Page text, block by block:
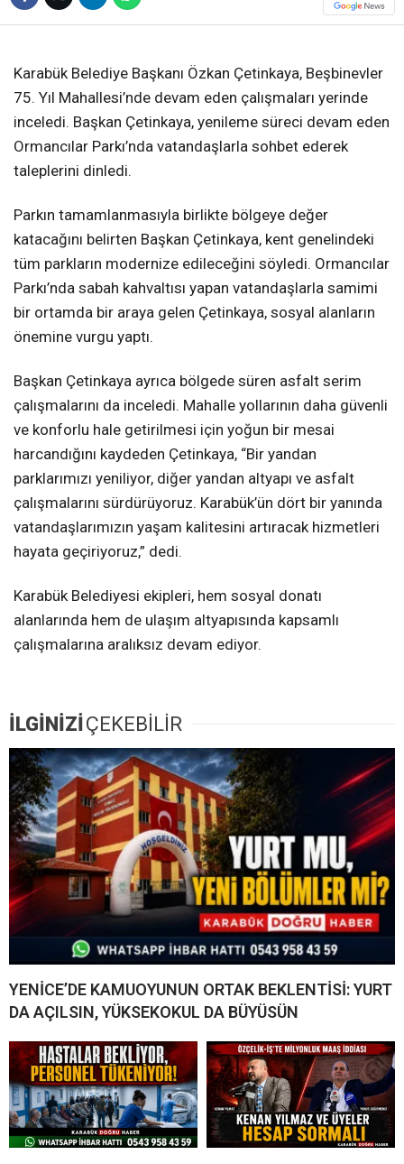
Karabük Belediye Başkanı Özkan Çetinkaya, Beşbinevler
75. Yıl Mahallesi’nde devam eden çalışmaları yerinde
inceledi. Başkan Çetinkaya, yenileme süreci devam eden
Ormancılar Parkı’nda vatandaşlarla sohbet ederek
taleplerini dinledi.
Parkın tamamlanmasıyla birlikte bölgeye değer
katacağını belirten Başkan Çetinkaya, kent genelindeki
tüm parkların modernize edileceğini söyledi. Ormancılar
Parkı’nda sabah kahvaltısı yapan vatandaşlarla samimi
bir ortamda bir araya gelen Çetinkaya, sosyal alanların
önemine vurgu yaptı.
Başkan Çetinkaya ayrıca bölgede süren asfalt serim
çalışmalarını da inceledi. Mahalle yollarının daha güvenli
ve konforlu hale getirilmesi için yoğun bir mesai
harcandığını kaydeden Çetinkaya, “Bir yandan
parklarımızı yeniliyor, diğer yandan altyapı ve asfalt
çalışmalarını sürdürüyoruz. Karabük’ün dört bir yanında
vatandaşlarımızın yaşam kalitesini artıracak hizmetleri
hayata geçiriyoruz,” dedi.
Karabük Belediyesi ekipleri, hem sosyal donatı
alanlarında hem de ulaşım altyapısında kapsamlı
çalışmalarına aralıksız devam ediyor.
İLGİNİZİÇEKEBİLİR
YENİCE’DE KAMUOYUNUN ORTAK BEKLENTİSİ: YURT
DA AÇILSIN, YÜKSEKOKUL DA BÜYÜSÜN